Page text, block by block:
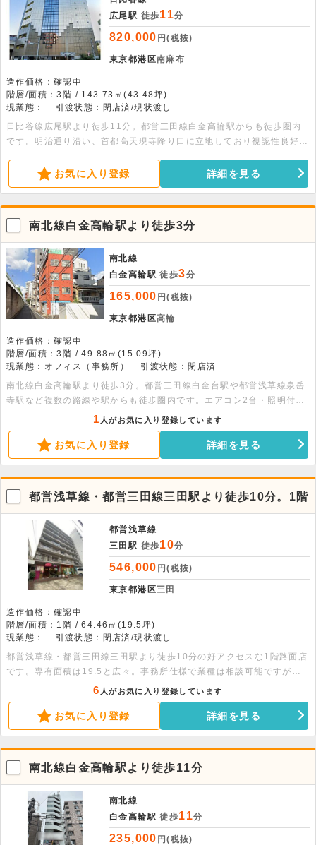
広尾駅 徒歩11分
820,000 円(税抜)
東京都港区南麻布
造作価格：確認中
階層/面積：3階 / 143.73㎡(43.48坪)
現業態：
引渡状態：閉店済/現状渡し
日比谷線広尾駅より徒歩11分。都営三田線白金高輪駅からも徒歩圏内
です。明治通り沿い、首都高天現寺降り口に立地しており視認性良好で
お気に入り登録 詳細を見る
南北線白金高輪駅より徒歩3分
南北線
白金高輪駅 徒歩3分
165,000 円(税抜)
東京都港区高輪
造作価格：確認中
階層/面積：3階 / 49.88㎡(15.09坪)
現業態：オフィス（事務所）
引渡状態：閉店済
南北線白金高輪駅より徒歩3分。都営三田線白金台駅や都営浅草線泉岳
寺駅など複数の路線や駅からも徒歩圏内です。エアコン2台・照明付き
の貸事務所です。机・椅子・コピー機が残置物となり使用可能です。
1 人がお気に入り登録しています
お気に入り登録 詳細を見る
都営浅草線・都営三田線三田駅より徒歩10分。1階
都営浅草線
三田駅 徒歩10分
546,000 円(税抜)
東京都港区三田
造作価格：確認中
階層/面積：1階 / 64.46㎡(19.5坪)
現業態：
引渡状態：閉店済/現状渡し
都営浅草線・都営三田線三田駅より徒歩10分の好アクセスな1階路面店
です。専有面積は19.5と広々。事務所仕様で業種は相談可能ですが、
飲食は不可となります。
6 人がお気に入り登録しています
お気に入り登録 詳細を見る
南北線白金高輪駅より徒歩11分
南北線
白金高輪駅 徒歩11分
235,000 円(税抜)